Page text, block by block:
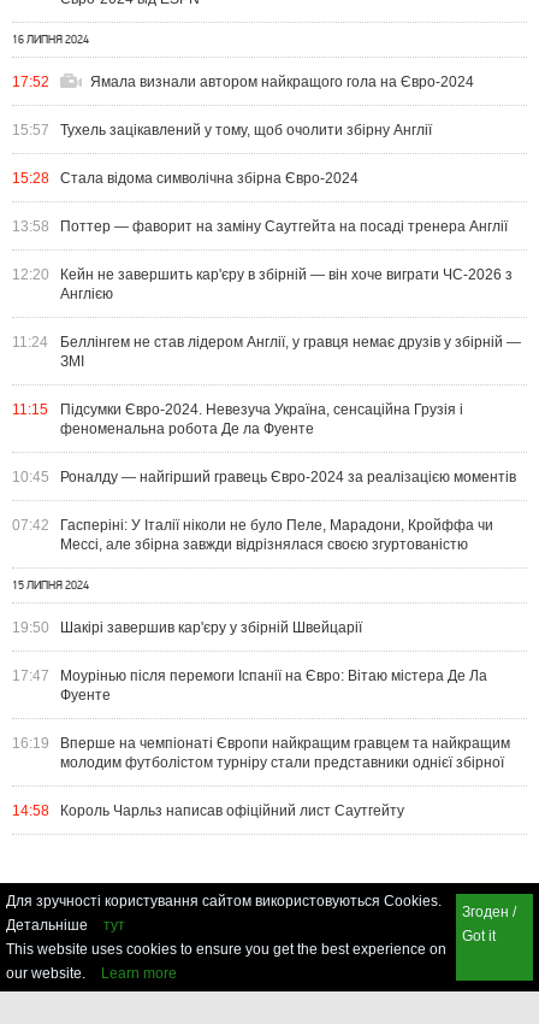
16 ЛИПНЯ 2024
17:52 Ямала визнали автором найкращого гола на Євро-2024
15:57 Тухель зацікавлений у тому, щоб очолити збірну Англії
15:28 Стала відома символічна збірна Євро-2024
13:58 Поттер — фаворит на заміну Саутгейта на посаді тренера Англії
12:20
Кейн не завершить кар'єру в збірній — він хоче виграти ЧС-2026 з
Англією
11:24
Беллінгем не став лідером Англії, у гравця немає друзів у збірній —
ЗМІ
11:15
Підсумки Євро-2024. Невезуча Україна, сенсаційна Грузія і
феноменальна робота Де ла Фуенте
10:45 Роналду — найгірший гравець Євро-2024 за реалізацією моментів
07:42
Гасперіні: У Італії ніколи не було Пеле, Марадони, Кройффа чи
Мессі, але збірна завжди відрізнялася своєю згуртованістю
15 ЛИПНЯ 2024
19:50 Шакірі завершив кар'єру у збірній Швейцарії
17:47
Моурінью після перемоги Іспанії на Євро: Вітаю містера Де Ла
Фуенте
16:19
Вперше на чемпіонаті Європи найкращим гравцем та найкращим
молодим футболістом турніру стали представники однієї збірної
14:58 Король Чарльз написав офіційний лист Саутгейту
Для зручності користування сайтом використовуються Cookies.
Детальніше
тут
This website uses cookies to ensure you get the best experience on
our website.
Learn more
Згоден /
Got it